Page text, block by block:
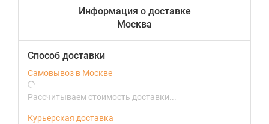
Информация о доставке
Москва
Способ доставки
Самовывоз в Москве
Рассчитываем стоимость доставки...
Курьерская доставка